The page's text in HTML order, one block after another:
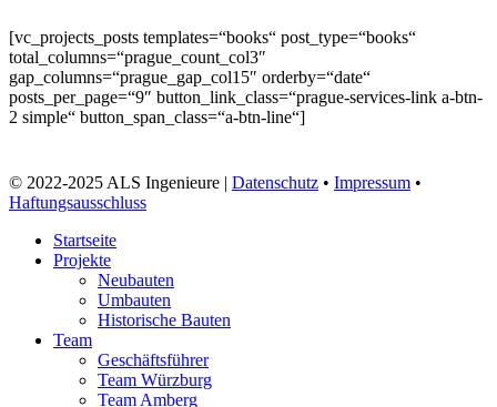
[vc_projects_posts templates=“books“ post_type=“books“
total_columns=“prague_count_col3″
gap_columns=“prague_gap_col15″ orderby=“date“
posts_per_page=“9″ button_link_class=“prague-services-link a-btn-
2 simple“ button_span_class=“a-btn-line“]
© 2022-2025 ALS Ingenieure | Datenschutz • Impressum •
Haftungsausschluss
Close
Menu
Startseite
Projekte
Neubauten
Umbauten
Historische Bauten
Team
Geschäftsführer
Team Würzburg
Team Amberg